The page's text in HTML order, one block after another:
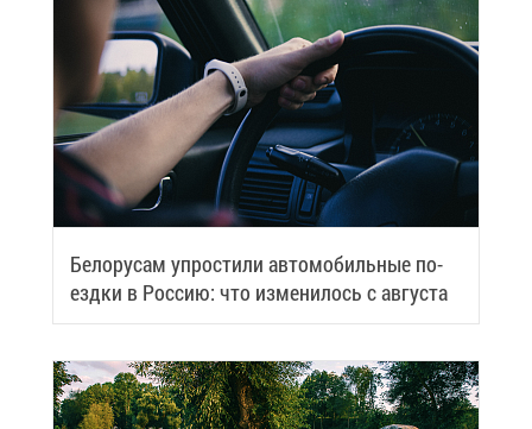
Бе­ло­ру­сам упро­сти­ли ав­то­мо­биль­ные по­
езд­ки в Рос­сию: что из­ме­ни­лось с ав­гу­ста